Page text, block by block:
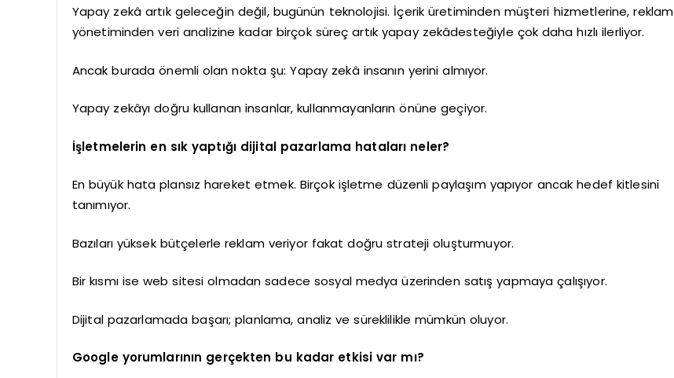
Yapay zekâ artık geleceğin değil, bugünün teknolojisi. İçerik üretiminden müşteri hizmetlerine, reklam
yönetiminden veri analizine kadar birçok süreç artık yapay zekâdesteğiyle çok daha hızlı ilerliyor.
Ancak burada önemli olan nokta şu: Yapay zekâ insanın yerini almıyor.
Yapay zekâyı doğru kullanan insanlar, kullanmayanların önüne geçiyor.
İşletmelerin en sık yaptığı dijital pazarlama hataları neler?
En büyük hata plansız hareket etmek. Birçok işletme düzenli paylaşım yapıyor ancak hedef kitlesini
tanımıyor.
Bazıları yüksek bütçelerle reklam veriyor fakat doğru strateji oluşturmuyor.
Bir kısmı ise web sitesi olmadan sadece sosyal medya üzerinden satış yapmaya çalışıyor.
Dijital pazarlamada başarı; planlama, analiz ve süreklilikle mümkün oluyor.
Google yorumlarının gerçekten bu kadar etkisi var mı?